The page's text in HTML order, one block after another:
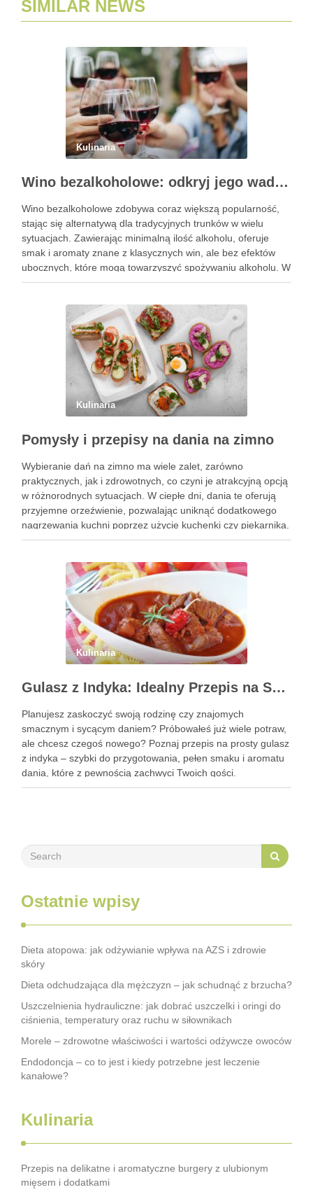
SIMILAR NEWS
Kulinaria
Wino bezalkoholowe: odkryj jego wady i zalety
Wino bezalkoholowe zdobywa coraz większą popularność,
stając się alternatywą dla tradycyjnych trunków w wielu
sytuacjach. Zawierając minimalną ilość alkoholu, oferuje
smak i aromaty znane z klasycznych win, ale bez efektów
ubocznych, które mogą towarzyszyć spożywaniu alkoholu. W
obliczu rosnącej świadomości zdrowotnej, wiele osób
Kulinaria
Pomysły i przepisy na dania na zimno
Wybieranie dań na zimno ma wiele zalet, zarówno
praktycznych, jak i zdrowotnych, co czyni je atrakcyjną opcją
w różnorodnych sytuacjach. W ciepłe dni, dania te oferują
przyjemne orzeźwienie, pozwalając uniknąć dodatkowego
nagrzewania kuchni poprzez użycie kuchenki czy piekarnika.
To znacząco wpływa na komfort życia, zwłaszcza w gorące,
Kulinaria
Gulasz z Indyka: Idealny Przepis na Szybki i Smaczny Obiad
Planujesz zaskoczyć swoją rodzinę czy znajomych
smacznym i sycącym daniem? Próbowałeś już wiele potraw,
ale chcesz czegoś nowego? Poznaj przepis na prosty gulasz
z indyka – szybki do przygotowania, pełen smaku i aromatu
dania, które z pewnością zachwyci Twoich gości.
Zastanawiasz się, jak go przyrządzić? To bardzo proste!
Ostatnie wpisy
Dieta atopowa: jak odżywianie wpływa na AZS i zdrowie
skóry
Dieta odchudzająca dla mężczyzn – jak schudnąć z brzucha?
Uszczelnienia hydrauliczne: jak dobrać uszczelki i oringi do
ciśnienia, temperatury oraz ruchu w siłownikach
Morele – zdrowotne właściwości i wartości odżywcze owoców
Endodoncja – co to jest i kiedy potrzebne jest leczenie
kanałowe?
Kulinaria
Przepis na delikatne i aromatyczne burgery z ulubionym
mięsem i dodatkami